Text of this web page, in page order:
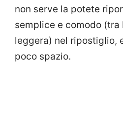
non serve la potete
semplice e comodo (tra
leggera) nel ripostiglio,
poco spazio.